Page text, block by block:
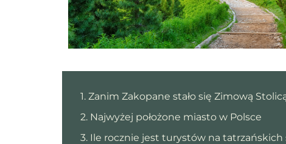
1. Zanim Zakopane stało się Zimową
2. Najwyżej położone miasto w Polsce
3. Ile rocznie jest turystów na